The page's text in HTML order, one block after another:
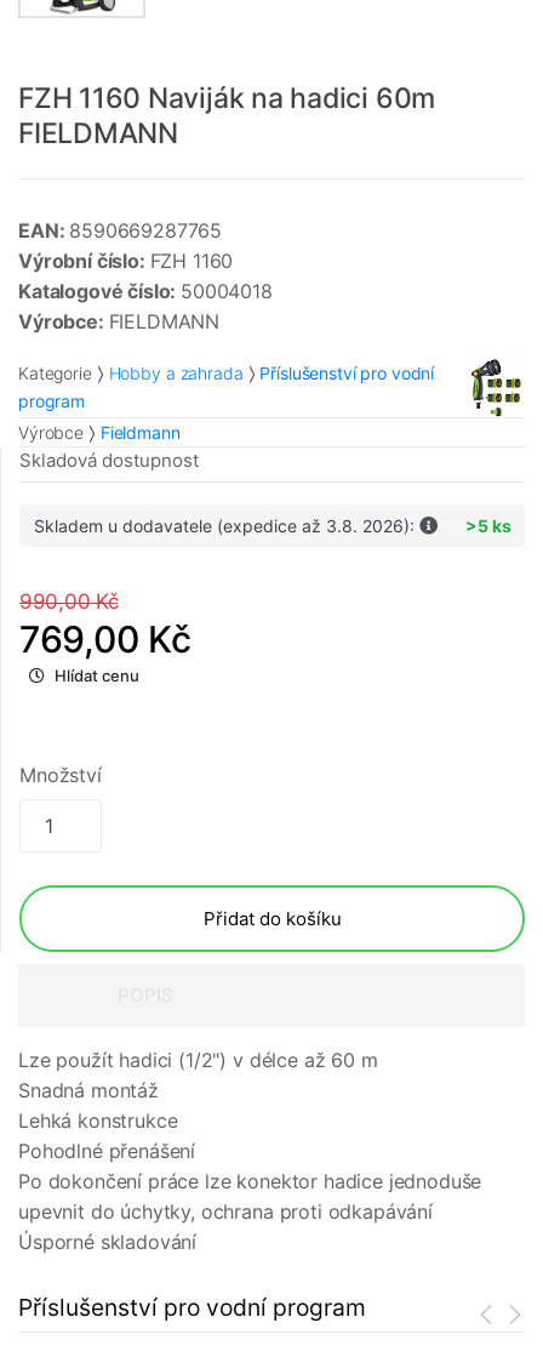
FZH 1160 Naviják na hadici 60m
FIELDMANN
EAN: 8590669287765
Výrobní číslo: FZH 1160
Katalogové číslo: 50004018
Výrobce: FIELDMANN
Kategorie Hobby a zahrada
Příslušenství pro vodní
program
Výrobce
Fieldmann
Skladová dostupnost
Skladem u dodavatele (expedice až 3.8. 2026): >5 ks
990,00 Kč
769,00 Kč
Hlídat cenu
Množství
Přidat do košíku
Lze použít hadici (1/2") v délce až 60 m
Snadná montáž
Lehká konstrukce
Pohodlné přenášení
Po dokončení práce lze konektor hadice jednoduše
upevnit do úchytky, ochrana proti odkapávání
Úsporné skladování
Příslušenství pro vodní program